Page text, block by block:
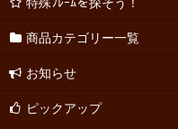
商品カテゴリー一覧
お知らせ
ピックアップ